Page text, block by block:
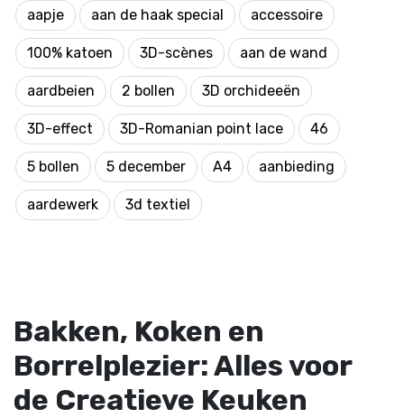
aapje aan de haak special accessoire
100% katoen 3D-scènes aan de wand
aardbeien 2 bollen 3D orchideeën
3D-effect 3D-Romanian point lace 46
5 bollen 5 december A4 aanbieding
aardewerk 3d textiel
Bakken, Koken en
Borrelplezier: Alles voor
de Creatieve Keuken